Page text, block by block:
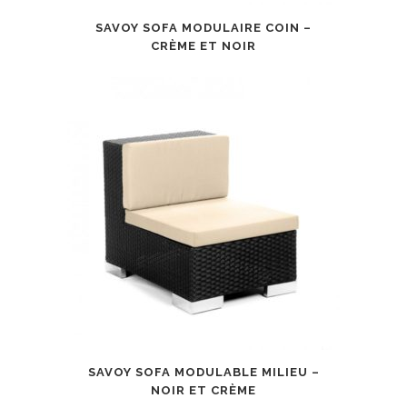
SAVOY SOFA MODULAIRE COIN –
CRÈME ET NOIR
SAVOY SOFA MODULABLE MILIEU –
NOIR ET CRÈME